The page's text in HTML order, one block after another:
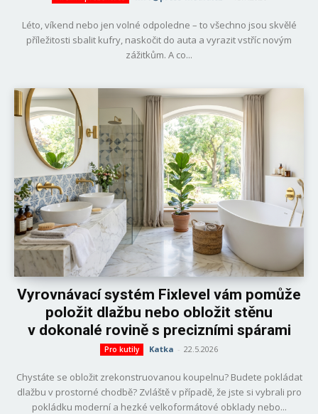
Léto, víkend nebo jen volné odpoledne – to všechno jsou skvělé
příležitosti sbalit kufry, naskočit do auta a vyrazit vstříc novým
zážitkům. A co...
Vyrovnávací systém Fixlevel vám pomůže
položit dlažbu nebo obložit stěnu
v dokonalé rovině s precizními spárami
Pro kutily Katka - 22.5.2026
Chystáte se obložit zrekonstruovanou koupelnu? Budete pokládat
dlažbu v prostorné chodbě? Zvláště v případě, že jste si vybrali pro
pokládku moderní a hezké velkoformátové obklady nebo...